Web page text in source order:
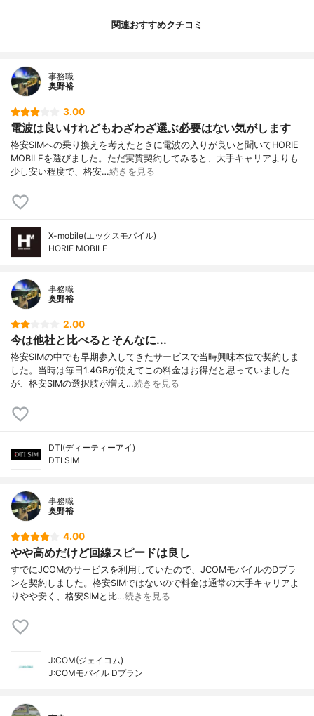
関連おすすめクチコミ
事務職
奥野裕
3.00
電波は良いけれどもわざわざ選ぶ必要はない気がします
格安SIMへの乗り換えを考えたときに電波の入りが良いと聞いてHORIE
MOBILEを選びました。ただ実質契約してみると、大手キャリアよりも
少し安い程度で、格安…続きを見る
X-mobile(エックスモバイル)
HORIE MOBILE
事務職
奥野裕
2.00
今は他社と比べるとそんなに...
格安SIMの中でも早期参入してきたサービスで当時興味本位で契約しま
した。当時は毎日1.4GBが使えてこの料金はお得だと思っていました
が、格安SIMの選択肢が増え…続きを見る
DTI(ディーティーアイ)
DTI SIM
事務職
奥野裕
4.00
やや高めだけど回線スピードは良し
すでにJCOMのサービスを利用していたので、JCOMモバイルのDプラ
ンを契約しました。格安SIMではないので料金は通常の大手キャリアよ
りやや安く、格安SIMと比…続きを見る
J:COM(ジェイコム)
J:COMモバイル Dプラン